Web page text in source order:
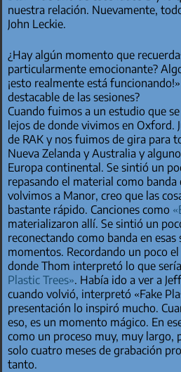
nuestra relación. Nuevamente,
John Leckie.
¿Hay algún momento que
particularmente emocionante?
¡esto realmente está
destacable de las sesiones?
Cuando fuimos a un estudio que
lejos de donde vivimos en Oxford.
de RAK y nos fuimos de gira para
Nueva Zelanda y Australia y
Europa continental. Se sintió un
repasando el material como banda
volvimos a Manor, creo que las
bastante rápido. Canciones como
materializaron allí. Se sintió un
reconectando como banda en
momentos. Recordando un poco
donde Thom interpretó lo que
Plastic Trees». Había ido a ver a
cuando volvió, interpretó «Fake
presentación lo inspiró mucho.
eso, es un momento mágico. En
como un proceso muy, muy largo,
solo cuatro meses de grabación
tanto.